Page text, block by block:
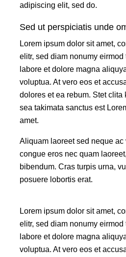
adipiscing elit, sed do.
Sed ut perspiciatis unde
Lorem ipsum dolor sit amet,
elitr, sed diam nonumy
labore et dolore magna
voluptua. At vero eos et
dolores et ea rebum. Stet clita
sea takimata sanctus est
amet.
Aliquam laoreet sed neque
congue eros nec quam
bibendum. Cras turpis urna,
posuere lobortis erat.
Lorem ipsum dolor sit amet,
elitr, sed diam nonumy
labore et dolore magna
voluptua. At vero eos et